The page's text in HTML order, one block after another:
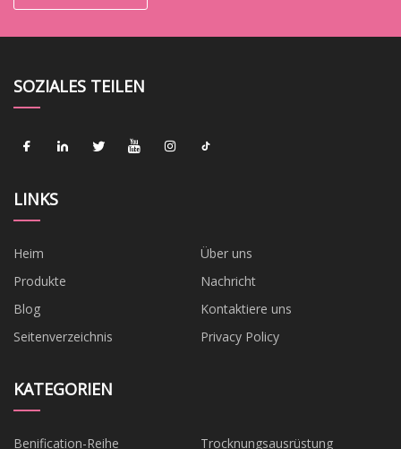
SOZIALES TEILEN
LINKS
Heim
Über uns
Produkte
Nachricht
Blog
Kontaktiere uns
Seitenverzeichnis
Privacy Policy
KATEGORIEN
Benification-Reihe Trocknungsausrüstung